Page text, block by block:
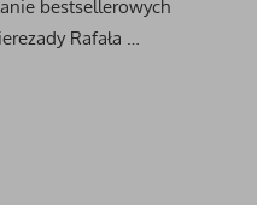
bestsellerowych
Rafała …